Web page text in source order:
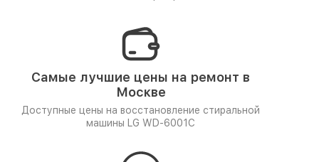
Самые лучшие цены на ремонт в
Москве
Доступные цены на восстановление стиральной
машины LG WD-6001C